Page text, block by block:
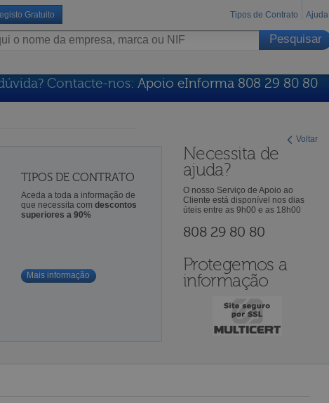
Gratuito Tipos de Contrato Ajuda
Contacte-nos: Apoio eInforma 808 29 80 80
Voltar
TIPOS DE CONTRATO
Aceda a toda a informação de
que necessita comdescontos
superiores a 90%
Mais informação
Necessita de
ajuda?
O nosso Serviço de Apoio ao
Cliente está disponível nos dias
úteis entre as 9h00 e as 18h00
808 29 80 80
Protegemos a
informação